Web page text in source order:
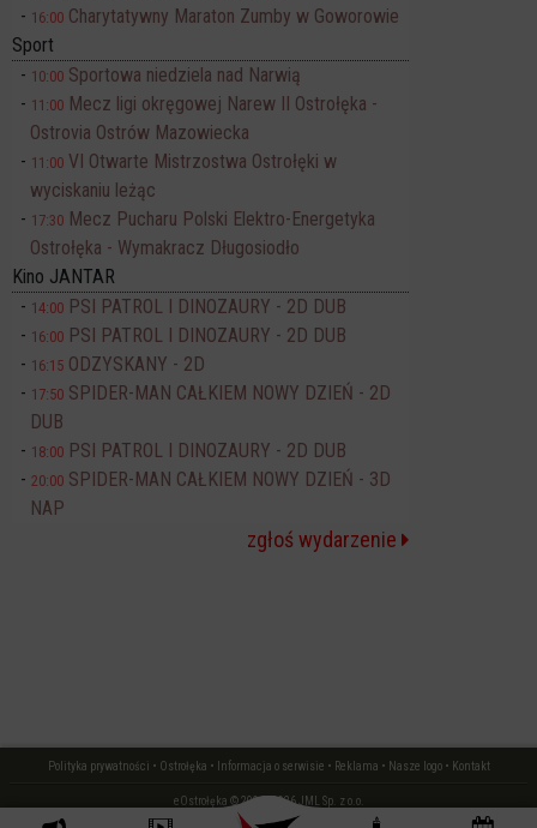
16:00 Charytatywny Maraton Zumby w Goworowie
Sport
10:00 Sportowa niedziela nad Narwią
11:00 Mecz ligi okręgowej Narew II Ostrołęka -
Ostrovia Ostrów Mazowiecka
11:00 VI Otwarte Mistrzostwa Ostrołęki w
wyciskaniu leżąc
17:30 Mecz Pucharu Polski Elektro-Energetyka
Ostrołęka - Wymakracz Długosiodło
Kino JANTAR
14:00 PSI PATROL I DINOZAURY - 2D DUB
16:00 PSI PATROL I DINOZAURY - 2D DUB
16:15 ODZYSKANY - 2D
17:50 SPIDER-MAN CAŁKIEM NOWY DZIEŃ - 2D
DUB
18:00 PSI PATROL I DINOZAURY - 2D DUB
20:00 SPIDER-MAN CAŁKIEM NOWY DZIEŃ - 3D
NAP
zgłoś wydarzenie
Polityka prywatności • Ostrołęka • Informacja o serwisie • Reklama • Nasze logo• Kontakt
eOstrołęka © 2006 - 2026 JML Sp. z o.o.